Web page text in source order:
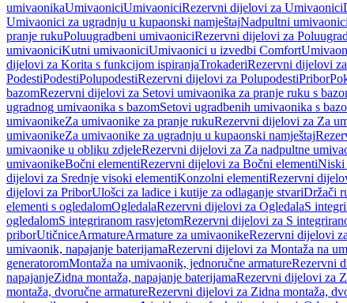
umivaonikaUmivaoniciUmivaoniciRezervni dijelovi za Umivaonici
Umivaonici za ugradnju u kupaonski namještajNadpultni umivaonici
pranje rukuPoluugradbeni umivaoniciRezervni dijelovi za
umivaoniciKutni umivaoniciUmivaonici u izvedbi Comfort
dijelovi za Korita s funkcijom ispiranjaTrokaderiRezervni dijelovi
PodestiPodestiPolupodestiRezervni dijelovi za PolupodestiPribor
bazomRezervni dijelovi za Setovi umivaonika za pranje ruku s
ugradnog umivaonika s bazomSetovi ugradbenih umivaonika s
umivaonikeZa umivaonike za pranje rukuRezervni dijelovi za Za
umivaonikeZa umivaonike za ugradnju u kupaonski namještaj
umivaonike u obliku zdjeleRezervni dijelovi za Za nadpultne
umivaonikeBočni elementiRezervni dijelovi za Bočni elementiNiski
dijelovi za Srednje visoki elementiKonzolni elementiRezervni
dijelovi za PriborUlošci za ladice i kutije za odlaganje stvariDržači
elementi s ogledalomOgledalaRezervni dijelovi za OgledalaS
ogledalomS integriranom rasvjetomRezervni dijelovi za S
priborUtičniceArmatureArmature za umivaonikeRezervni dijelovi
umivaonik, napajanje baterijamaRezervni dijelovi za Montaža na
generatoromMontaža na umivaonik, jednoručne armatureRezervni
napajanjeZidna montaža, napajanje baterijamaRezervni dijelovi za
montaža, dvoručne armatureRezervni dijelovi za Zidna montaža,